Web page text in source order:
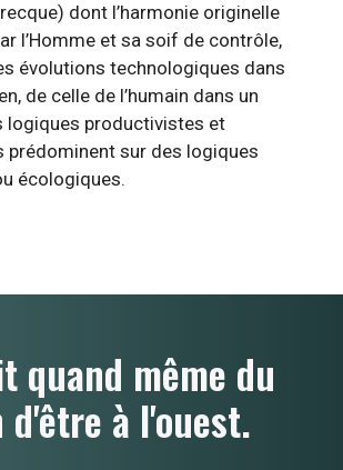
dont l’harmonie originelle
l’Homme et sa soif de contrôle,
évolutions technologiques dans
de celle de l’humain dans un
logiques productivistes et
prédominent sur des logiques
écologiques.
quand même du
d'être à l'ouest.